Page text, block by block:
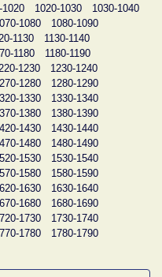
1020 1020-1030
1030-1040
1080
1080-1090
1130
1130-1140
1180
1180-1190
1230
1230-1240
1280
1280-1290
1330
1330-1340
1380
1380-1390
1430
1430-1440
1480
1480-1490
1530
1530-1540
1580
1580-1590
1630
1630-1640
1680
1680-1690
1730
1730-1740
1780
1780-1790